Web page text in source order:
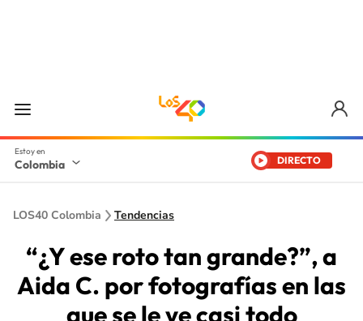
Colombia DIRECTO
LOS40 Colombia Tendencias
“¿Y ese roto tan grande?”, a
Aida C. por fotografías en las
que se le ve casi todo